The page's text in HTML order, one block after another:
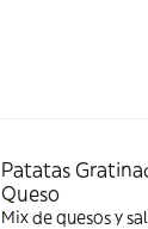
Patatas
Queso
Mix de quesos y